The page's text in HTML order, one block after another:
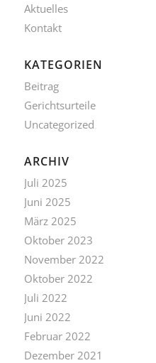
Aktuelles
Kontakt
KATEGORIEN
Beitrag
Gerichtsurteile
Uncategorized
ARCHIV
Juli 2025
Juni 2025
März 2025
Oktober 2023
November 2022
Oktober 2022
Juli 2022
Juni 2022
Februar 2022
Dezember 2021